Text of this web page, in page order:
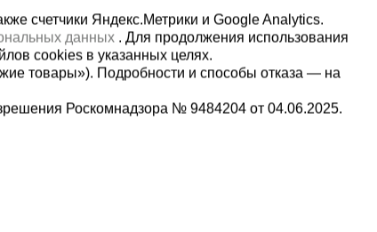
счетчики Яндекс.Метрики и Google Analytics.
данных . Для продолжения использования
cookies в указанных целях.
товары»). Подробности и способы отказа — на
Роскомнадзора № 9484204 от 04.06.2025.